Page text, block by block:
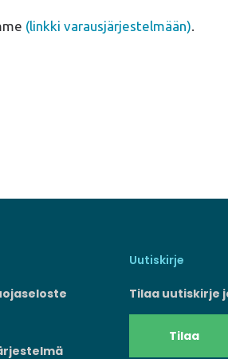
(linkki varausjärjestelmään)
Uutiskirje
Tilaa uutiskirje
Tilaa